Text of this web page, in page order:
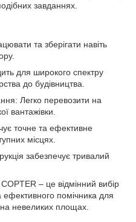
завданнях.
та зберігати навіть
для широкого спектру
до будівництва.
Легко перевозити на
вантажівки.
точне та ефективне
місцях.
забезпечує тривалий
– це відмінний вибір
ефективного помічника для
на невеликих площах.